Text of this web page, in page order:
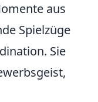
aus
Spielzüge
Sie